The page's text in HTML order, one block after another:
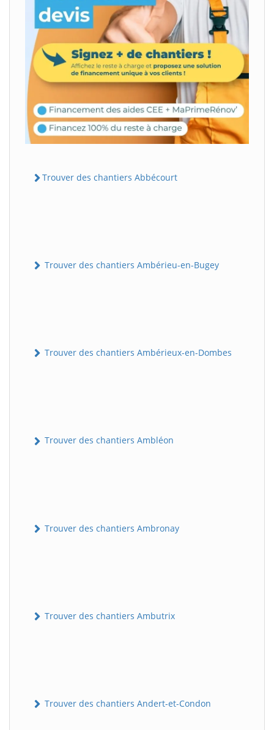
Trouver des chantiers Abbécourt
Trouver des chantiers Ambérieu-en-Bugey
Trouver des chantiers Ambérieux-en-Dombes
Trouver des chantiers Ambléon
Trouver des chantiers Ambronay
Trouver des chantiers Ambutrix
Trouver des chantiers Andert-et-Condon